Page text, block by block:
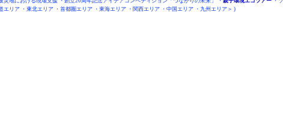
エリア ・ 東北エリア ・ 首都圏エリア ・ 東海エリア ・ 関西エリア ・ 中国エリア ・ 九州エリア ＞ )